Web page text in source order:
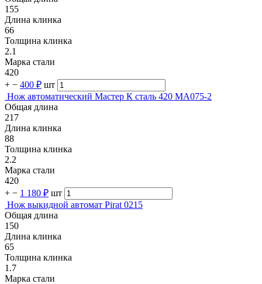
155
Длина клинка
66
Толщина клинка
2.1
Марка стали
420
+ − 400 ₽ шт
Нож автоматический Мастер К сталь 420 MA075-2
Общая длина
217
Длина клинка
88
Толщина клинка
2.2
Марка стали
420
+ − 1 180 ₽ шт
Нож выкидной автомат Pirat 0215
Общая длина
150
Длина клинка
65
Толщина клинка
1.7
Марка стали